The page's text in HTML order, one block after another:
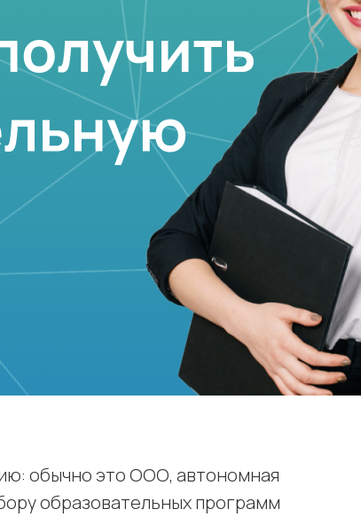
обычно это ООО, автономная
образовательных программ